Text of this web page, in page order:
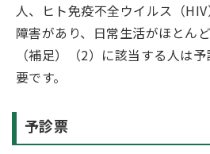
人、ヒト免疫不全ウイルス（
障害があり、日常生活がほとん
（補足）（2）に該当する人は
要です。
予診票